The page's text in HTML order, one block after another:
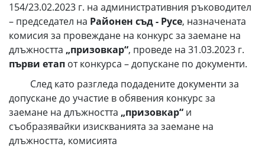
154/23.02.2023 г. на административния ръководител
– председател на Районен съд - Русе, назначената
комисия за провеждане на конкурс за заемане на
длъжността „призовкар“, проведе на 31.03.2023 г.
първи етап от конкурса – допускане по документи.
След като разгледа подадените документи за
допускане до участие в обявения конкурс за
заемане на длъжността „призовкар“ и
съобразявайки изискванията за заемане на
длъжността, комисията